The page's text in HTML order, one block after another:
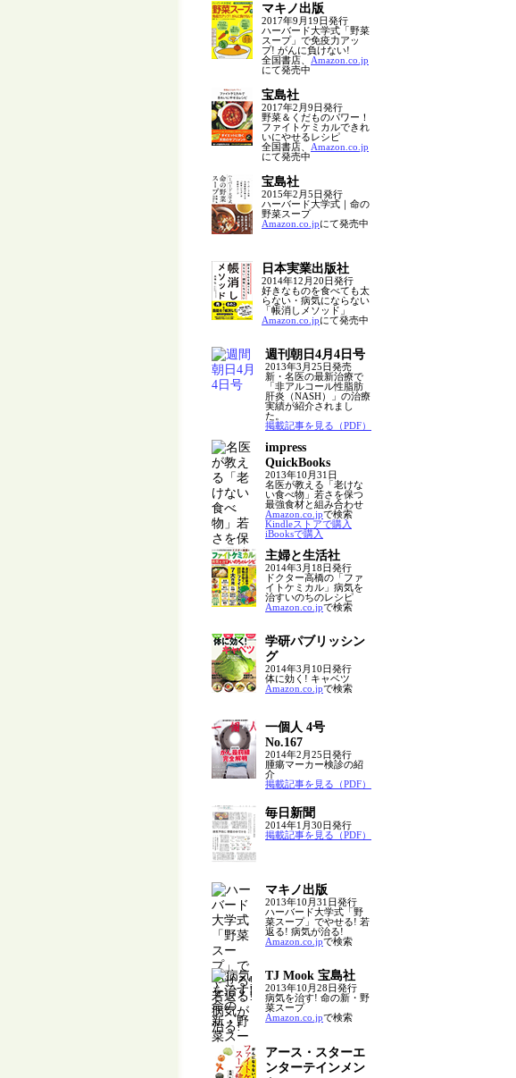
マキノ出版
2017年9月19日発行
ハーバード大学式「野菜
スープ」で免疫力アッ
プ! がんに負けない!
全国書店、 Amazon.co.jp
にて発売中
宝島社
2017年2月9日発行
野菜＆くだものパワー！
ファイトケミカルできれ
いにやせるレシピ
全国書店、 Amazon.co.jp
にて発売中
宝島社
2015年2月5日発行
ハーバード大学式｜命の
野菜スープ
Amazon.co.jpにて発売中
日本実業出版社
2014年12月20日発行
好きなものを食べても太
らない・病気にならない
「帳消しメソッド」
Amazon.co.jpにて発売中
週刊朝日4月4日号
2013年3月25日発売
新・名医の最新治療で
「非アルコール性脂肪
肝炎（NASH）」の治療
実績が紹介されまし
た。
掲載記事を見る（PDF）
impress
QuickBooks
2013年10月31日
名医が教える「老けな
い食べ物」若さを保つ
最強食材と組み合わせ
Amazon.co.jpで検索
Kindleストアで購入
iBooksで購入
主婦と生活社
2014年3月18日発行
ドクター高橋の「ファ
イトケミカル」病気を
治すいのちのレシピ
Amazon.co.jpで検索
学研パブリッシン
グ
2014年3月10日発行
体に効く! キャベツ
Amazon.co.jpで検索
一個人 4号
No.167
2014年2月25日発行
腫瘍マーカー検診の紹
介
掲載記事を見る（PDF）
毎日新聞
2014年1月30日発行
掲載記事を見る（PDF）
マキノ出版
2013年10月31日発行
ハーバード大学式「野
菜スープ」でやせる! 若
返る! 病気が治る!
Amazon.co.jpで検索
TJ Mook 宝島社
2013年10月28日発行
病気を治す! 命の新・野
菜スープ
Amazon.co.jpで検索
アース・スターエ
ンターテインメン